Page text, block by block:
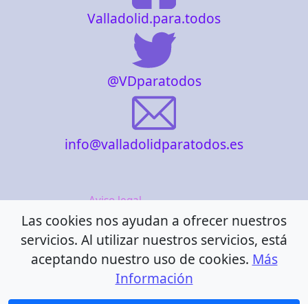
Valladolid.para.todos
@VDparatodos
info@valladolidparatodos.es
Aviso legal
Política de cookies
Política de privacidad
Accesibilidad
Las cookies nos ayudan a ofrecer nuestros
servicios. Al utilizar nuestros servicios, está
aceptando nuestro uso de cookies. Más
Información